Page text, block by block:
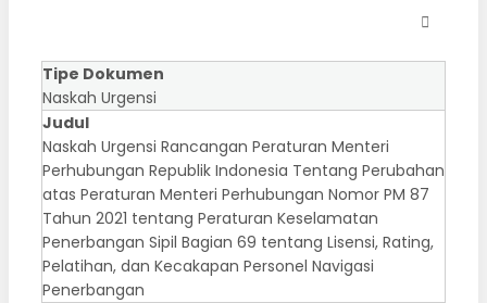
Tipe Dokumen
Naskah Urgensi
Judul
Naskah Urgensi Rancangan Peraturan Menteri
Perhubungan Republik Indonesia Tentang Perubahan
atas Peraturan Menteri Perhubungan Nomor PM 87
Tahun 2021 tentang Peraturan Keselamatan
Penerbangan Sipil Bagian 69 tentang Lisensi, Rating,
Pelatihan, dan Kecakapan Personel Navigasi
Penerbangan